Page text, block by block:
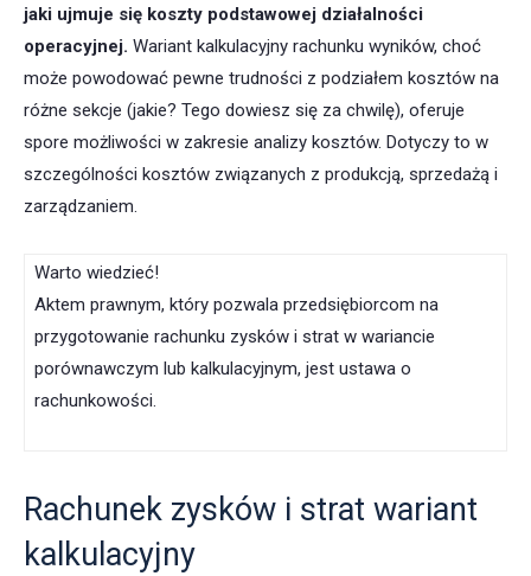
jaki ujmuje się koszty podstawowej działalności
operacyjnej. Wariant kalkulacyjny rachunku wyników, choć
może powodować pewne trudności z podziałem kosztów na
różne sekcje (jakie? Tego dowiesz się za chwilę), oferuje
spore możliwości w zakresie analizy kosztów. Dotyczy to w
szczególności kosztów związanych z produkcją, sprzedażą i
zarządzaniem.
Warto wiedzieć!
Aktem prawnym, który pozwala przedsiębiorcom na
przygotowanie rachunku zysków i strat w wariancie
porównawczym lub kalkulacyjnym, jest ustawa o
rachunkowości.
Rachunek zysków i strat wariant
kalkulacyjny